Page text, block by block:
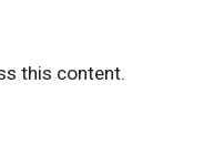
this content.